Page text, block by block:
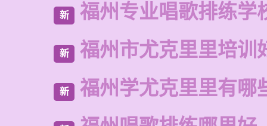
新 福州专业唱歌排练学
新 福州市尤克里里培训
新 福州学尤克里里有哪